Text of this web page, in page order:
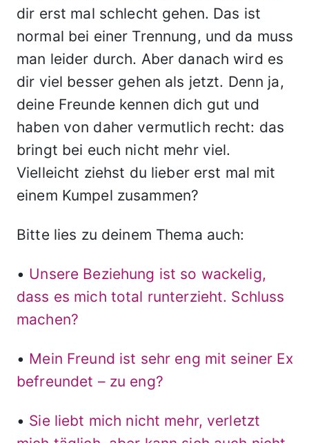
dir erst mal schlecht gehen. Das ist
normal bei einer Trennung, und da muss
man leider durch. Aber danach wird es
dir viel besser gehen als jetzt. Denn ja,
deine Freunde kennen dich gut und
haben von daher vermutlich recht: das
bringt bei euch nicht mehr viel.
Vielleicht ziehst du lieber erst mal mit
einem Kumpel zusammen?
Bitte lies zu deinem Thema auch:
• Unsere Beziehung ist so wackelig,
dass es mich total runterzieht. Schluss
machen?
• Mein Freund ist sehr eng mit seiner Ex
befreundet – zu eng?
• Sie liebt mich nicht mehr, verletzt